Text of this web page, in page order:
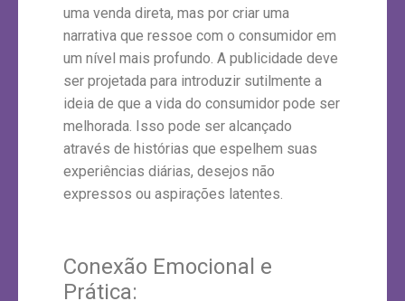
uma venda direta, mas por criar uma
narrativa que ressoe com o consumidor em
um nível mais profundo. A publicidade deve
ser projetada para introduzir sutilmente a
ideia de que a vida do consumidor pode ser
melhorada. Isso pode ser alcançado
através de histórias que espelhem suas
experiências diárias, desejos não
expressos ou aspirações latentes.
Conexão Emocional e
Prática: